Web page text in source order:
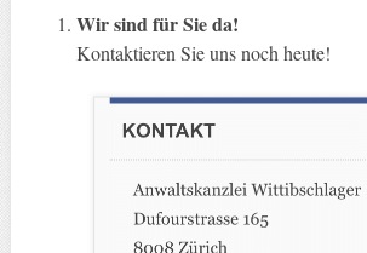
Wir sind für Sie da!
Kontaktieren Sie uns noch heute!